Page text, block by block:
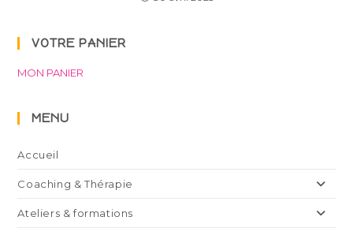
VOTRE PANIER
MON PANIER
MENU
Accueil
Coaching & Thérapie
Ateliers & formations